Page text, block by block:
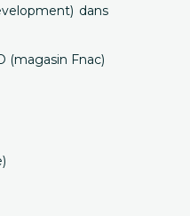
dans
(magasin Fnac)